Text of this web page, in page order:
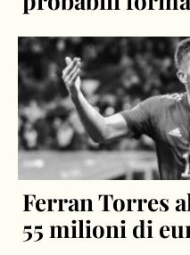
Ferran Torres
55 milioni di